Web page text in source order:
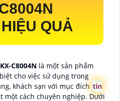
QUẢ
KX-C8004N là một sản phẩm
cho việc sử dụng trong
khách sạn với mục đích tin
một cách chuyên nghiệp. Dưới